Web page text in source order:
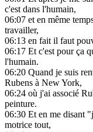
c'est dans l'humain,
06:07 et en même
travailler,
06:13 en fait il faut
06:17 Et c'est pour ça
l'humain.
06:20 Quand je suis
Rubens à New York,
06:24 où j'ai associé
peinture.
06:30 Et en me disant
motrice tout,